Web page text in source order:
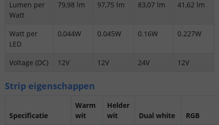
Lumen per
Watt
79,98 lm 97,75 lm 83,07 lm 41,62 lm
Watt per
LED
0,044W 0.045W 0.16W 0.227W
Voltage (DC) 12V 12V 24V 12V
Strip eigenschappen
Specificatie
Warm
wit
Helder
wit
Dual white RGB